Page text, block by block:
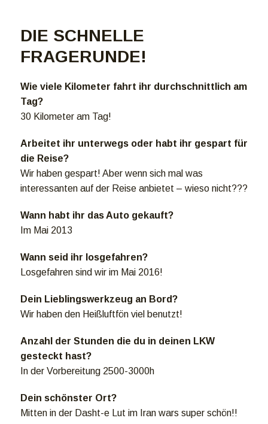
DIE SCHNELLE
FRAGERUNDE!
Wie viele Kilometer fahrt ihr durchschnittlich am
Tag?
30 Kilometer am Tag!
Arbeitet ihr unterwegs oder habt ihr gespart für
die Reise?
Wir haben gespart! Aber wenn sich mal was
interessanten auf der Reise anbietet – wieso nicht???
Wann habt ihr das Auto gekauft?
Im Mai 2013
Wann seid ihr losgefahren?
Losgefahren sind wir im Mai 2016!
Dein Lieblingswerkzeug an Bord?
Wir haben den Heißluftfön viel benutzt!
Anzahl der Stunden die du in deinen LKW
gesteckt hast?
In der Vorbereitung 2500-3000h
Dein schönster Ort?
Mitten in der Dasht-e Lut im Iran wars super schön!!